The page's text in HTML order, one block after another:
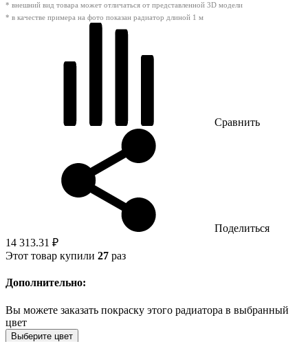
* внешний вид товара может отличаться от представленной 3D модели
* в качестве примера на фото показан радиатор длиной 1 м
Сравнить
Поделиться
14 313.31 ₽
Этот товар купили 27 раз
Дополнительно:
Вы можете заказать покраску этого радиатора в выбранный
цвет
Выберите цвет